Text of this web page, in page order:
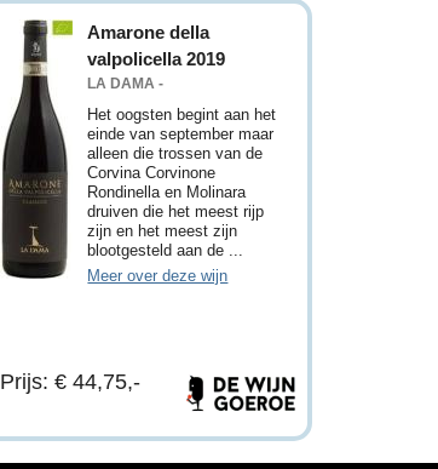
Amarone della
valpolicella 2019
LA DAMA -
Het oogsten begint aan het
einde van september maar
alleen die trossen van de
Corvina Corvinone
Rondinella en Molinara
druiven die het meest rijp
zijn en het meest zijn
blootgesteld aan de ...
Meer over deze wijn
Prijs: € 44,75,-